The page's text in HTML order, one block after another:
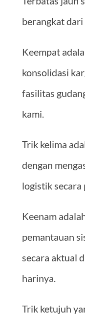
berangkat dari
Keempat
konsolidasi
fasilitas
kami.
Trik kelima
dengan
logistik secara
Keenam
pemantauan
secara aktual
harinya.
Trik ketujuh